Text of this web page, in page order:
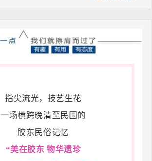
指尖流光， 技艺生花
一场横跨晚清至民国的
胶东民俗记忆
“美在胶东 物华遗珍